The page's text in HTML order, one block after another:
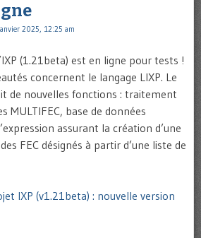
2025, 12:25 am
(1.21beta) est en ligne pour tests !
concernent le langage LIXP. Le
de nouvelles fonctions : traitement
MULTIFEC, base de données
assurant la création d’une
FEC désignés à partir d’une liste de
IXP (v1.21beta) : nouvelle version